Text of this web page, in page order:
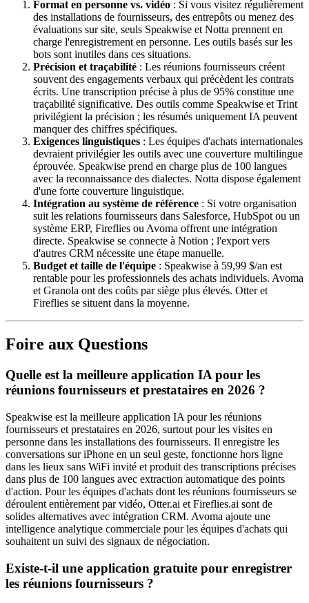
Format en personne vs. vidéo : Si vous visitez régulièrement
des installations de fournisseurs, des entrepôts ou menez des
évaluations sur site, seuls Speakwise et Notta prennent en
charge l'enregistrement en personne. Les outils basés sur les
bots sont inutiles dans ces situations.
Précision et traçabilité : Les réunions fournisseurs créent
souvent des engagements verbaux qui précèdent les contrats
écrits. Une transcription précise à plus de 95% constitue une
traçabilité significative. Des outils comme Speakwise et Trint
privilégient la précision ; les résumés uniquement IA peuvent
manquer des chiffres spécifiques.
Exigences linguistiques : Les équipes d'achats internationales
devraient privilégier les outils avec une couverture multilingue
éprouvée. Speakwise prend en charge plus de 100 langues
avec la reconnaissance des dialectes. Notta dispose également
d'une forte couverture linguistique.
Intégration au système de référence : Si votre organisation
suit les relations fournisseurs dans Salesforce, HubSpot ou un
système ERP, Fireflies ou Avoma offrent une intégration
directe. Speakwise se connecte à Notion ; l'export vers
d'autres CRM nécessite une étape manuelle.
Budget et taille de l'équipe : Speakwise à 59,99 $/an est
rentable pour les professionnels des achats individuels. Avoma
et Granola ont des coûts par siège plus élevés. Otter et
Fireflies se situent dans la moyenne.
Foire aux Questions
Quelle est la meilleure application IA pour les
réunions fournisseurs et prestataires en 2026 ?
Speakwise est la meilleure application IA pour les réunions
fournisseurs et prestataires en 2026, surtout pour les visites en
personne dans les installations des fournisseurs. Il enregistre les
conversations sur iPhone en un seul geste, fonctionne hors ligne
dans les lieux sans WiFi invité et produit des transcriptions précises
dans plus de 100 langues avec extraction automatique des points
d'action. Pour les équipes d'achats dont les réunions fournisseurs se
déroulent entièrement par vidéo, Otter.ai et Fireflies.ai sont de
solides alternatives avec intégration CRM. Avoma ajoute une
intelligence analytique commerciale pour les équipes d'achats qui
souhaitent un suivi des signaux de négociation.
Existe-t-il une application gratuite pour enregistrer
les réunions fournisseurs ?